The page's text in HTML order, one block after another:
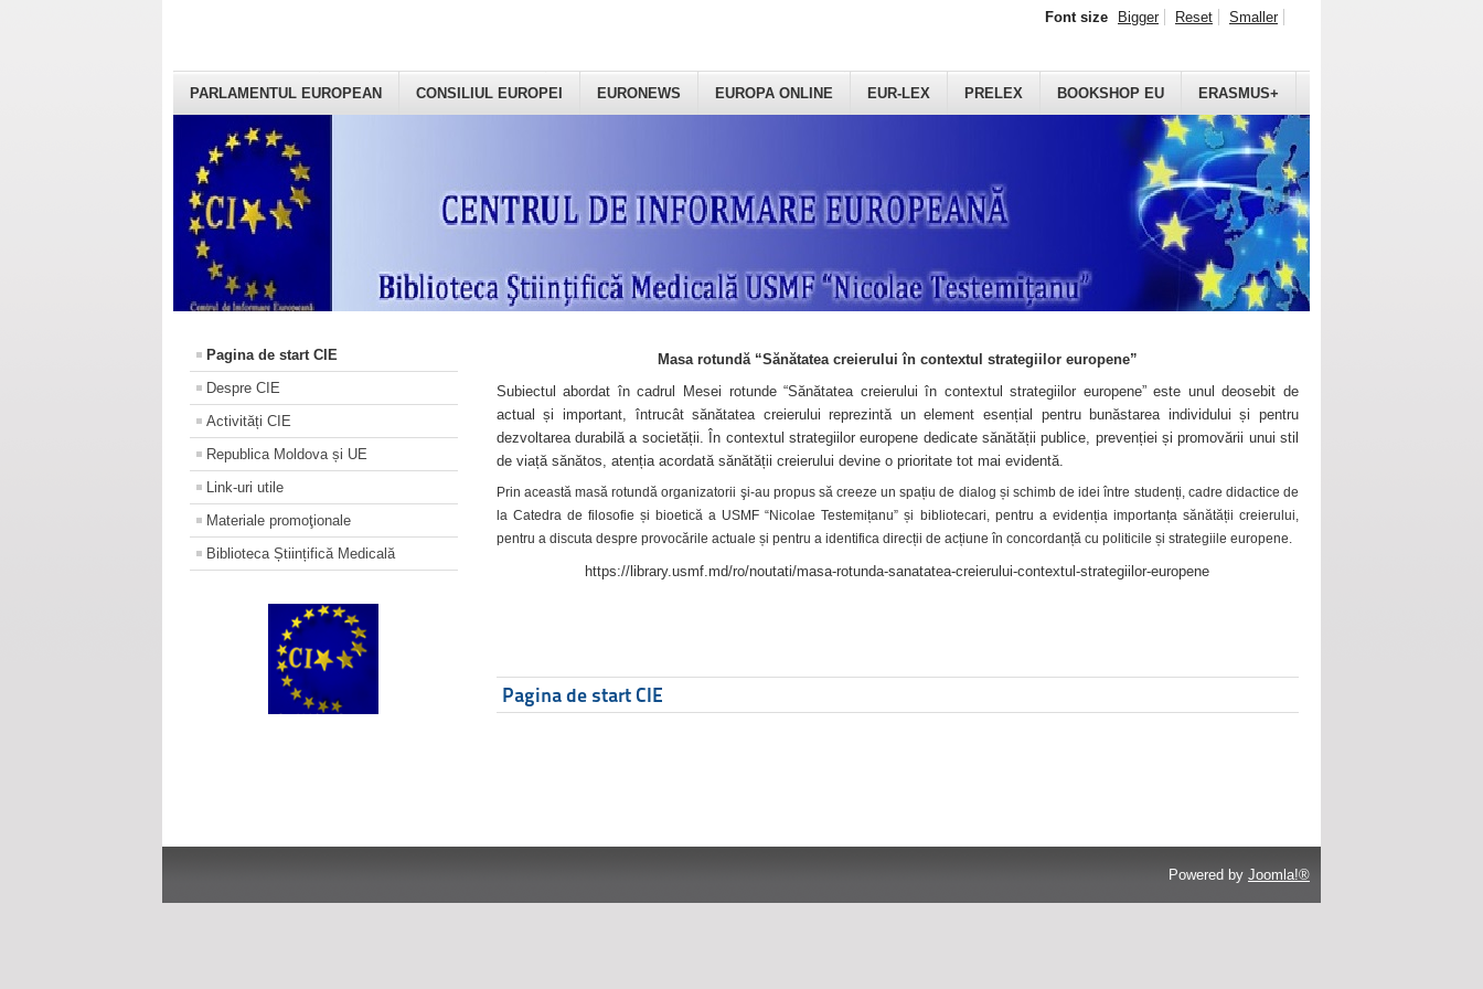
PARLAMENTUL EUROPEAN CONSILIUL EUROPEI EURONEWS EUROPA ONLINE EUR-LEX PRELEX BOOKSHOP EU ERASMUS+
Font size Bigger Reset Smaller
Pagina de start CIE
Despre CIE
Activități CIE
Republica Moldova și UE
Link-uri utile
Materiale promoţionale
Biblioteca Științifică Medicală
Masa rotundă “Sănătatea creierului în contextul strategiilor europene”
Subiectul abordat în cadrul Mesei rotunde “Sănătatea creierului în contextul strategiilor europene” este unul deosebit de
actual și important, întrucât sănătatea creierului reprezintă un element esențial pentru bunăstarea individului și pentru
dezvoltarea durabilă a societății. În contextul strategiilor europene dedicate sănătății publice, prevenției și promovării unui stil
de viață sănătos, atenția acordată sănătății creierului devine o prioritate tot mai evidentă.
Prin această masă rotundă organizatorii şi-au propus să creeze un spațiu de dialog și schimb de idei între studenți, cadre didactice de
la Catedra de filosofie și bioetică a USMF “Nicolae Testemițanu” și bibliotecari, pentru a evidenția importanța sănătății creierului,
pentru a discuta despre provocările actuale și pentru a identifica direcții de acțiune în concordanță cu politicile și strategiile europene.
https://library.usmf.md/ro/noutati/masa-rotunda-sanatatea-creierului-contextul-strategiilor-europene
Pagina de start CIE
Powered by Joomla!®